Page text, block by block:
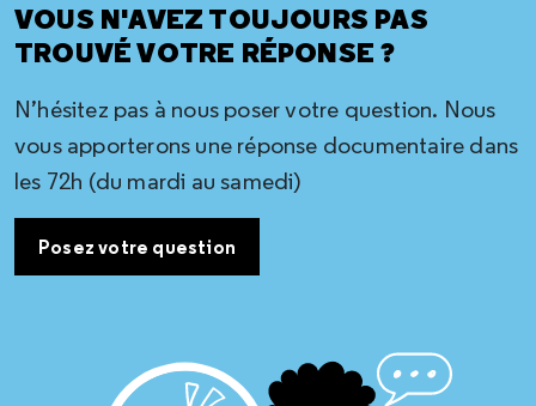
VOUS N'AVEZ TOUJOURS PAS
TROUVÉ VOTRE RÉPONSE ?
N’hésitez pas à nous poser votre question. Nous
vous apporterons une réponse documentaire dans
les 72h (du mardi au samedi)
Posez votre question